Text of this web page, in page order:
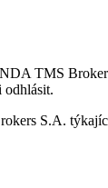
TMS
odhlásit.
S.A.